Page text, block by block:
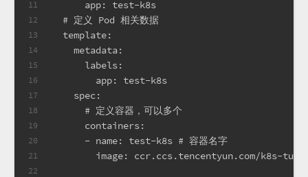
11
12
13
14
15
16
17
18
19
20
21
22
      app: test-k8s
  # 定义 Pod 相关数据
  template:
    metadata:
      labels:
        app: test-k8s
    spec:
      # 定义容器，可以多个
      containers:
      - name: test-k8s # 容器名字
image: ccr.ccs.tencentyun.com/k8s-